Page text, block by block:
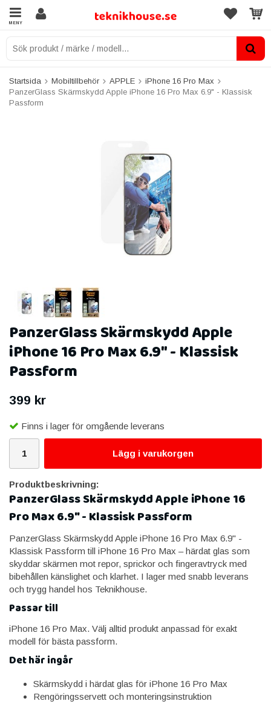
MENY
Startsida Mobiltillbehör APPLE
iPhone 16 Pro Max
PanzerGlass Skärmskydd Apple iPhone 16 Pro Max 6.9" - Klassisk
Passform
PanzerGlass Skärmskydd Apple
iPhone 16 Pro Max 6.9" - Klassisk
Passform
399 kr
Finns i lager för omgående leverans
Lägg i varukorgen
Produktbeskrivning:
PanzerGlass Skärmskydd Apple iPhone 16
Pro Max 6.9" - Klassisk Passform
PanzerGlass Skärmskydd Apple iPhone 16 Pro Max 6.9" -
Klassisk Passform till iPhone 16 Pro Max – härdat glas som
skyddar skärmen mot repor, sprickor och fingeravtryck med
bibehållen känslighet och klarhet. I lager med snabb leverans
och trygg handel hos Teknikhouse.
Passar till
iPhone 16 Pro Max. Välj alltid produkt anpassad för exakt
modell för bästa passform.
Det här ingår
Skärmskydd i härdat glas för iPhone 16 Pro Max
Rengöringsservett och monteringsinstruktion